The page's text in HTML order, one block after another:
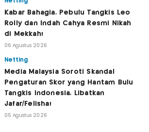
Kabar Bahagia, Pebulu Tangkis Leo
Rolly dan Indah Cahya Resmi Nikah
di Mekkah!
06 Agustus 2026
Netting
Media Malaysia Soroti Skandal
Pengaturan Skor yang Hantam Bulu
Tangkis Indonesia, Libatkan
Jafar/Felisha!
05 Agustus 2026